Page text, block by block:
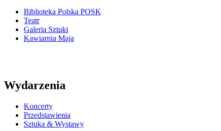
Biblioteka Polska POSK
Teatr
Galeria Sztuki
Kawiarnia Maja
Wydarzenia
Koncerty
Przedstawienia
Sztuka & Wystawy